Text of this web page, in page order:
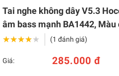
Tai nghe không dây V5.3
âm bass mạnh BA1442, Màu
★★★★★
★★★★★ (1 đánh giá)
Giá: 285.000 đ